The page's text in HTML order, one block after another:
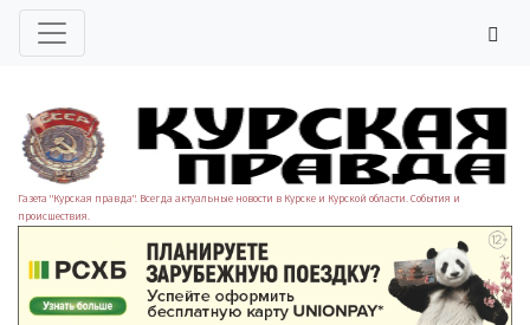
Газета "Курская правда". Всегда актуальные новости в Курске и Курской области. События и
происшествия.